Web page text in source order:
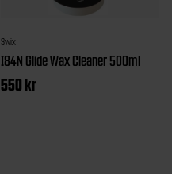
Swix
I84N Glide Wax Cleaner 500ml
550kr